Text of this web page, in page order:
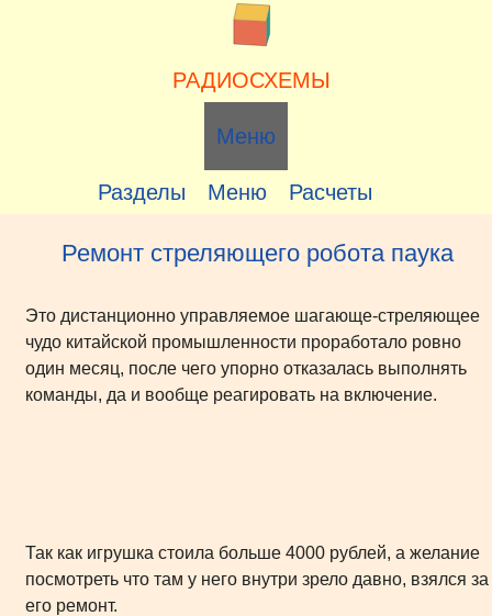
РАДИОСХЕМЫ
Меню
Разделы Меню Расчеты
Ремонт стреляющего робота паука
Это дистанционно управляемое шагающе-стреляющее
чудо китайской промышленности проработало ровно
один месяц, после чего упорно отказалась выполнять
команды, да и вообще реагировать на включение.
Так как игрушка стоила больше 4000 рублей, а желание
посмотреть что там у него внутри зрело давно, взялся за
его ремонт.